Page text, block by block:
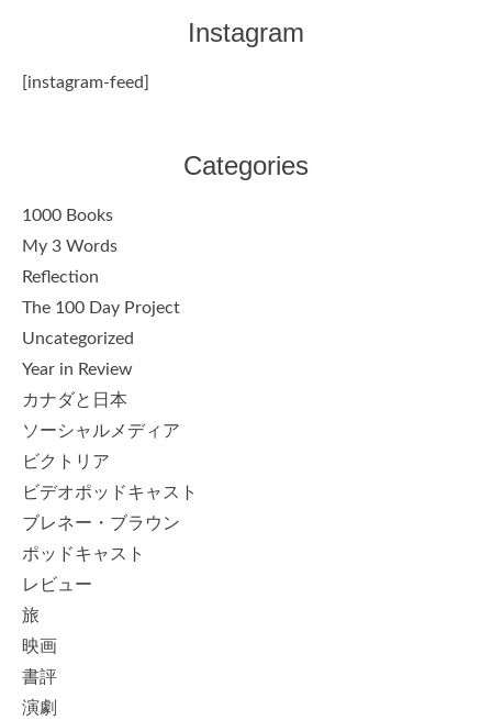
Instagram
[instagram-feed]
Categories
1000 Books
My 3 Words
Reflection
The 100 Day Project
Uncategorized
Year in Review
カナダと日本
ソーシャルメディア
ビクトリア
ビデオポッドキャスト
ブレネー・ブラウン
ポッドキャスト
レビュー
旅
映画
書評
演劇